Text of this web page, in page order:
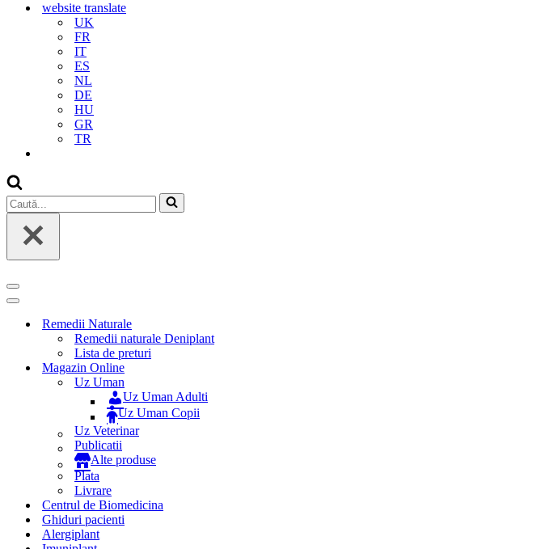
website translate
UK
FR
IT
ES
NL
DE
HU
GR
TR
Caută...
Meniu
de
Meniu
navigareRemedii Naturale
Remedii naturale Deniplant
Lista de preturi
Magazin Online
Uz Uman
Uz Uman Adulti
Uz Uman Copii
Uz Veterinar
Publicatii
Alte produse
Plata
Livrare
Centrul de Biomedicina
Ghiduri pacienti
Alergiplant